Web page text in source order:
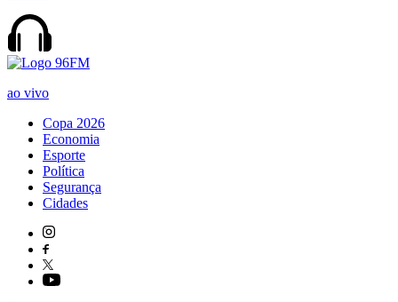
ao vivo
Copa 2026
Economia
Esporte
Política
Segurança
Cidades